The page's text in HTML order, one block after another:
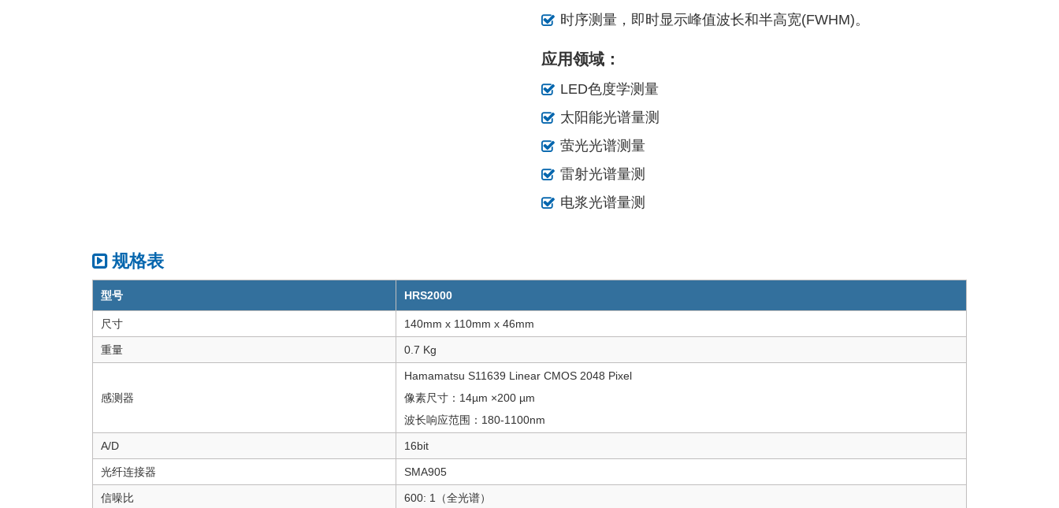
时序测量，即时显示峰值波长和半高宽(FWHM)。
应用领域：
LED色度学测量
太阳能光谱量测
萤光光谱测量
雷射光谱量测
电浆光谱量测
规格表
型号 HRS2000
尺寸 140mm x 110mm x 46mm
重量 0.7 Kg
感测器
Hamamatsu S11639 Linear CMOS 2048 Pixel
像素尺寸：14µm ×200 µm
波长响应范围：180-1100nm
A/D 16bit
光纤连接器 SMA905
信噪比 600: 1（全光谱）